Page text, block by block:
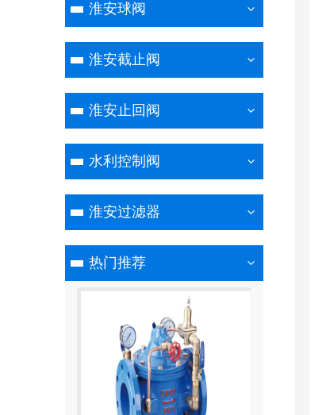
淮安球阀
淮安截止阀
淮安止回阀
水利控制阀
淮安过滤器
热门推荐